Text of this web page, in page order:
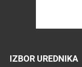
IZBOR UREDNIKA